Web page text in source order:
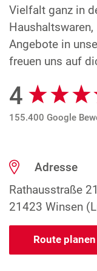
Vielfalt ganz in
Angebote in
freuen uns auf
Google
4
155.400 Google
Adresse
Rathausstraße
21423 Winsen
Route planen